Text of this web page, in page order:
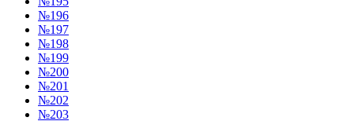
№196
№197
№198
№199
№200
№201
№202
№203